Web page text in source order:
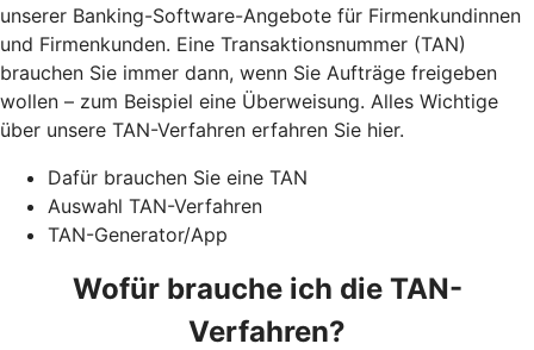
unserer Banking-Software-Angebote für Firmenkundinnen
und Firmenkunden. Eine Transaktionsnummer (TAN)
brauchen Sie immer dann, wenn Sie Aufträge freigeben
wollen – zum Beispiel eine Überweisung. Alles Wichtige
über unsere TAN-Verfahren erfahren Sie hier.
Dafür brauchen Sie eine TAN
Auswahl TAN-Verfahren
TAN-Generator/App
Wofür brauche ich die TAN-
Verfahren?